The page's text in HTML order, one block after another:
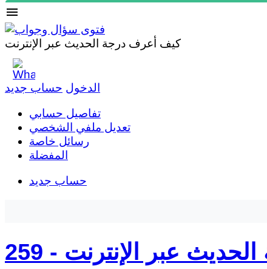
menu
كيف أعرف درجة الحديث عبر الإنترنت
الدخول حساب جديد
تفاصيل حسابي
تعديل ملفي الشخصي
رسائل خاصة
المفضلة
حساب جديد
259 - عبر الإنترنت